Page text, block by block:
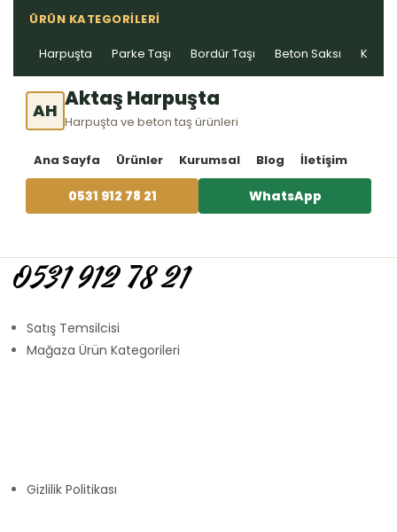
ÜRÜN KATEGORILERI
Harpuşta Parke Taşı Bordür Taşı Beton Saksı Kablo
AH Aktaş Harpuşta
Harpuşta ve beton taş ürünleri
Ana Sayfa Ürünler Kurumsal Blog İletişim
0531 912 78 21 WhatsApp
0531 912 78 21
Satış Temsilcisi
Mağaza Ürün Kategorileri
Gizlilik Politikası